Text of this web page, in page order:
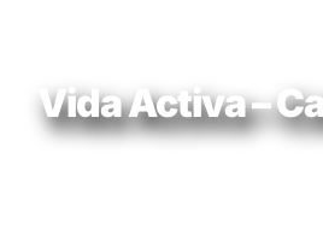
Vida Activa –